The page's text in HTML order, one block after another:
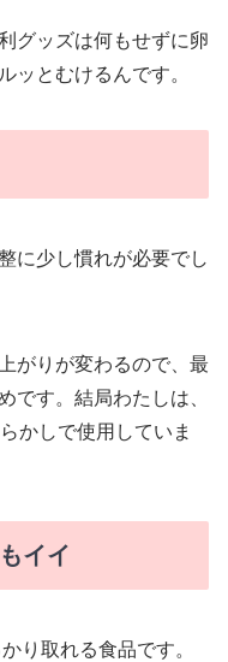
グッズは何もせずに卵
ッとむけるんです。
に少し慣れが必要でし
がりが変わるので、最
です。結局わたしは、
かしで使用していま
イイ
り取れる食品です。